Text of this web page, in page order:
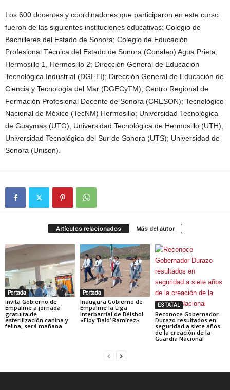
Los 600 docentes y coordinadores que participaron en este curso
fueron de las siguientes instituciones educativas: Colegio de
Bachilleres del Estado de Sonora; Colegio de Educación
Profesional Técnica del Estado de Sonora (Conalep) Agua Prieta,
Hermosillo 1, Hermosillo 2; Dirección General de Educación
Tecnológica Industrial (DGETI); Dirección General de Educación de
Ciencia y Tecnología del Mar (DGECyTM); Centro Regional de
Formación Profesional Docente de Sonora (CRESON); Tecnológico
Nacional de México (TecNM) Hermosillo; Universidad Tecnológica
de Guaymas (UTG); Universidad Tecnológica de Hermosillo (UTH);
Universidad Tecnológica del Sur de Sonora (UTS); Universidad de
Sonora (Unison).
Artículos relacionados Más del autor
Portada
Invita Gobierno de
Empalme a jornada
gratuita de
esterilización canina y
felina, será mañana
Portada
Inaugura Gobierno de
Empalme la Liga
Interbarrial de Béisbol
«Eloy ‘Balo’ Ramírez»
ESTATAL
Reconoce Gobernador
Durazo resultados en
seguridad a siete años
de la creación de la
Guardia Nacional